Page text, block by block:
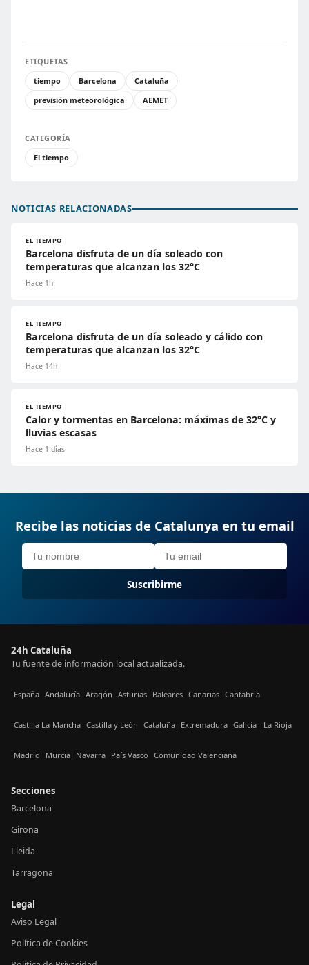
ETIQUETAS
tiempo
Barcelona
Cataluña
previsión meteorológica
AEMET
CATEGORÍA
El tiempo
NOTICIAS RELACIONADAS
EL TIEMPO
Barcelona disfruta de un día soleado con
temperaturas que alcanzan los 32°C
Hace 1h
EL TIEMPO
Barcelona disfruta de un día soleado y cálido con
temperaturas que alcanzan los 32°C
Hace 14h
EL TIEMPO
Calor y tormentas en Barcelona: máximas de 32°C y
lluvias escasas
Hace 1 días
Recibe las noticias de Catalunya en tu email
Suscribirme
24h Cataluña
Tu fuente de información local actualizada.
España Andalucía Aragón Asturias Baleares Canarias Cantabria
Castilla La-Mancha Castilla y León Cataluña Extremadura Galicia La Rioja
Madrid Murcia Navarra País Vasco Comunidad Valenciana
Secciones
Barcelona
Girona
Lleida
Tarragona
Legal
Aviso Legal
Política de Cookies